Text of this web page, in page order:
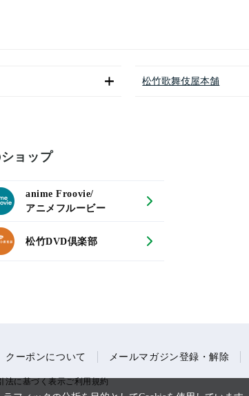
松竹歌舞伎屋本舗
ョップ
anime Froovie/
アニメフルービー
松竹DVD倶楽部
クーポンについて メールマガジン登録・解除
法に基づく表示ご利用規約